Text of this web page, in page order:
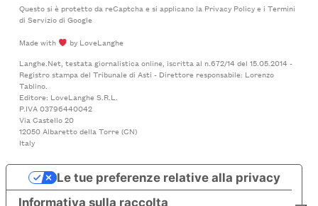
Questo si è protetto da reCaptcha e si applicano la Privacy Policye i Termini
di Serviziodi Google
Made with
by LoveLanghe
Langhe.Net, testata giornalistica online, iscritta al n.672/14 del 15.05.2014 -
Registro stampa del Tribunale di Asti - Direttore responsabile: Lorenzo
Tablino.
Editore: LoveLanghe S.R.L.
P.IVA 03796440042
Via Castello 20
12050 Albaretto della Torre (CN)
Italy
Informativa sulla raccolta
Le tue preferenze relative alla privacy